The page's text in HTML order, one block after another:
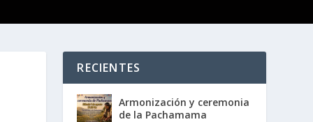
RECIENTES
Armonización y ceremonia
de la Pachamama